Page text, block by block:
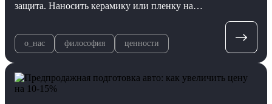
защита. Наносить керамику или пленку на…
о_нас философия ценности